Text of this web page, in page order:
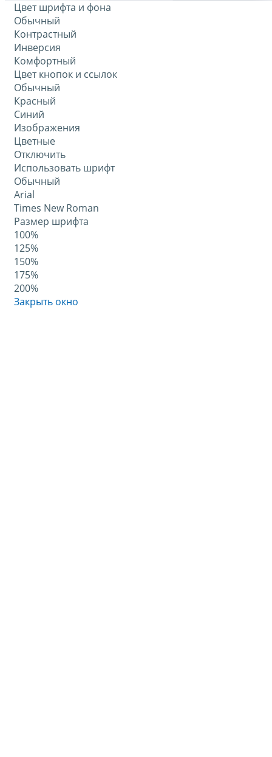
Цвет шрифта и фона
Обычный
Контрастный
Инверсия
Комфортный
Цвет кнопок и ссылок
Обычный
Красный
Синий
Изображения
Цветные
Отключить
Использовать шрифт
Обычный
Arial
Times New Roman
Размер шрифта
100%
125%
150%
175%
200%
Закрыть окно